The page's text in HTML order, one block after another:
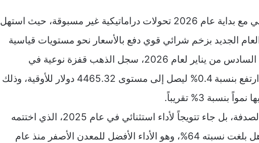
يشهد سوق الذهب العالمي مع بداية عام 2026 تحولات دراماتيكية غير مسبوقة، حيث استهل
الجديد بزخم شرائي قوي دفع بالأسعار نحو مستويات قياسية
تاريخية. ففي يوم الثلاثاء، السادس من يناير لعام 2026، سجل الذهب قفزة نوعية في
المعاملات الفورية، حيث ارتفع بنسبة 0.4% ليصل إلى مستوى 4465.32 دولار للأوقية، وذلك
3% تقريباً.
هذا الصعود لم يكن وليد الصدفة، بل جاء تتويجاً لأداء استثنائي في عام 2025، الذي اختتمه
الذهب بارتفاع سنوي مذهل بلغت نسبته 64%، وهو الأداء الأفضل للمعدن الأصفر منذ عام